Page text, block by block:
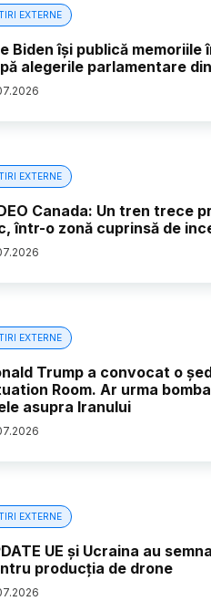
EXTERNE
Biden își publică memoriile
alegerile parlamentare
.2026
EXTERNE
Canada: Un tren trece
într-o zonă cuprinsă de
.2026
EXTERNE
Trump a convocat o
Room. Ar urma
asupra Iranului
.2026
EXTERNE
UE și Ucraina au
producția de drone
.2026